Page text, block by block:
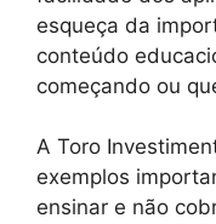
esqueça da
conteúdo
começando ou
A Toro
exemplos
ensinar e não